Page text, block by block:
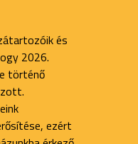
és
2026.
történő
ezért